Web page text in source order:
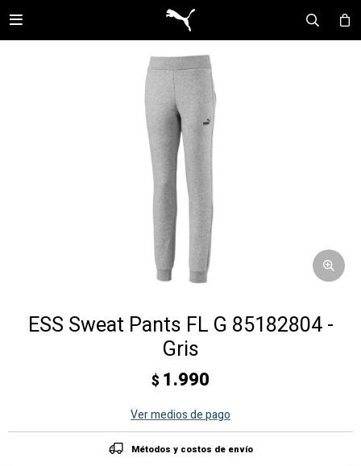

ESS Sweat Pants FL G 85182804 -
Gris
$ 1.990
Ver medios de pago
Métodos y costos de envío